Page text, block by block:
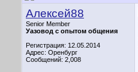
Алексей88
Senior Member
Уазовод с опытом общения
Регистрация: 12.05.2014
Адрес: Оренбург
Сообщений: 2,008